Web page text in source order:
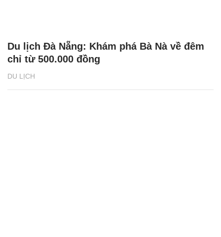
DU LỊCH
Du lịch Đà Nẵng: Khám phá Bà Nà về đêm
chỉ từ 500.000 đồng